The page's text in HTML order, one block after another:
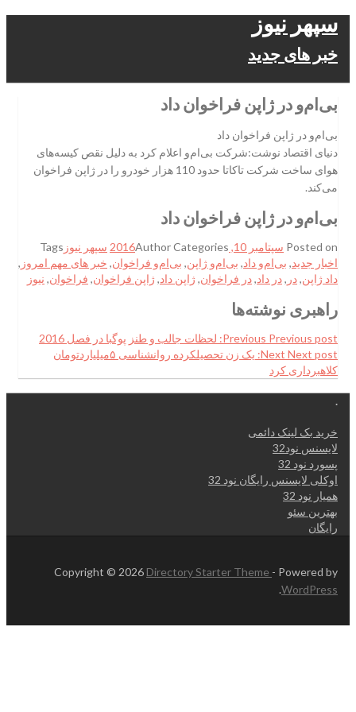
سپهر نیوز
خبر های جدید
بی‌ام‌و در ژاپن فراخوان داد
بی‌ام‌و در ژاپن فراخوان داد
دنیای اقتصاد نوشت:شرکت بی‌ام‌و اعلام کرد به دلیل نقص کیسه‌های
هوای ساخت شرکت تاکاتا حدود 110 هزار خودرو را در ژاپن فراخوان
می‌کند.
بی‌ام‌و در ژاپن فراخوان داد
Posted on سپتامبر 10, 2016 AuthorCategories سپهر نیوز Tags
اخبار جدید, بی‌ام‌و داد, بی‌ام‌و ژاپن, بی‌ام‌و فراخوان, خبر های مهم امروز ,
داد ژاپن,در ,در داد,در فراخوان,ژاپن داد,ژاپن فراخوان, فراخوان, نیوز
راهبری نوشته‌ها
Previous Previous post:
لحظات جالب و طنز پوگبا در فصل 2016
Next Next post:
یک زن تحصیلکرده روانشناسی ۵میلیاردتومان
کلاهبرداری کرد
.
خرید بک لینک دائمی
لایسنس نود32
پسورد نود 32
اوکلی لایسنس رایگان نود 32
همیار نود 32
بهترین سئو
رایگان
Copyright © 2026 Directory Starter Theme - Powered by
WordPress
.